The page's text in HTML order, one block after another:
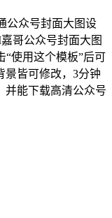
公众号封面大图设
哥公众号封面大图
“使用这个模板”后可
景皆可修改，3分钟
并能下载高清公众号